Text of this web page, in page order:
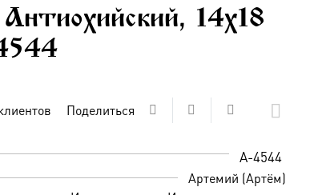
14х18
Поделиться
A-4544
Артемий (Артём)